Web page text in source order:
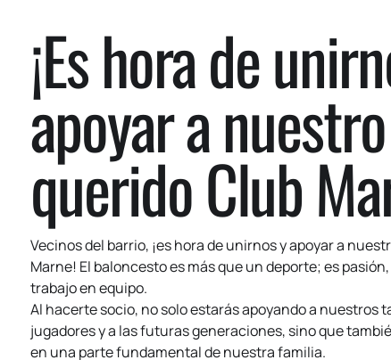
¡Es hora de
apoyar a nuestro
querido Club
Vecinos del barrio, ¡es hora de unirnos y apoyar a
Marne! El baloncesto es más que un deporte; es
trabajo en equipo.
Al hacerte socio, no solo estarás apoyando a nuestros
jugadores y a las futuras generaciones, sino que
en una parte fundamental de nuestra familia.